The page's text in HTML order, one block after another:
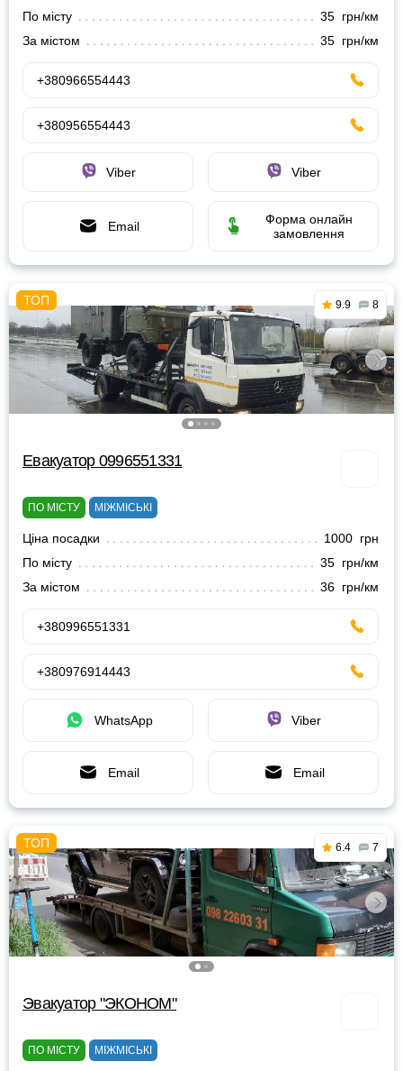
По місту
35 грн/км
За містом
35 грн/км
+380966554443
+380956554443
Viber Viber
Email
Форма онлайн
замовлення
9.9 8
Евакуатор 0996551331
ПО МІСТУ МІЖМІСЬКІ
Ціна посадки
1000 грн
По місту
35 грн/км
За містом
36 грн/км
+380996551331
+380976914443
WhatsApp Viber
Email Email
6.4 7
Эвакуатор "ЭКОНОМ"
ПО МІСТУ МІЖМІСЬКІ